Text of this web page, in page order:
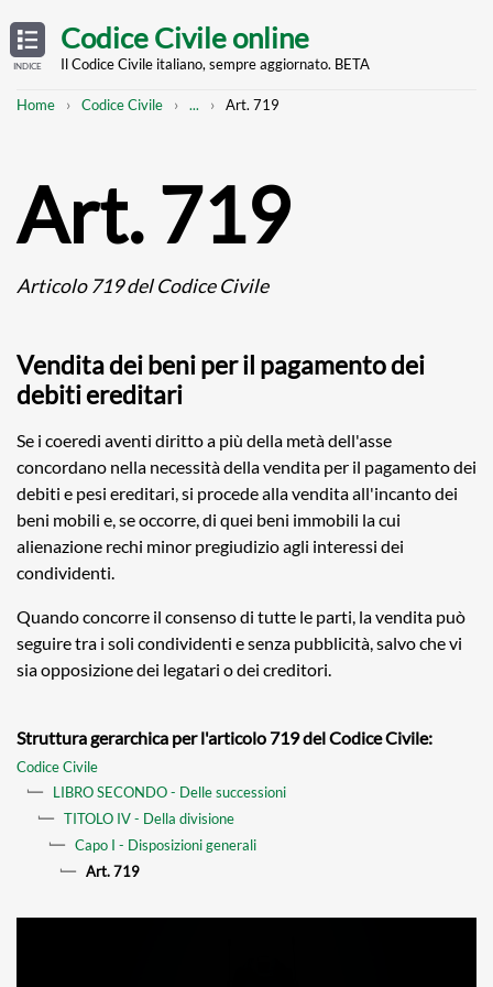
TABLE
OF
CONTENTS
INDICE
main
Codice Civile online
Il Codice Civile italiano, sempre aggiornato. BETA
Breadcrumb
Home Codice Civile
Mostra
... Art. 719
Art. 719
Articolo 719 del Codice Civile
Vendita dei beni per il pagamento dei
debiti ereditari
Se i coeredi aventi diritto a più della metà dell'asse
concordano nella necessità della vendita per il pagamento dei
debiti e pesi ereditari, si procede alla vendita all'incanto dei
beni mobili e, se occorre, di quei beni immobili la cui
alienazione rechi minor pregiudizio agli interessi dei
condividenti.
Quando concorre il consenso di tutte le parti, la vendita può
seguire tra i soli condividenti e senza pubblicità, salvo che vi
sia opposizione dei legatari o dei creditori.
Struttura gerarchica per l'articolo 719 del Codice Civile:
Codice Civile
LIBRO SECONDO - Delle successioni
TITOLO IV - Della divisione
Capo I - Disposizioni generali
Art. 719